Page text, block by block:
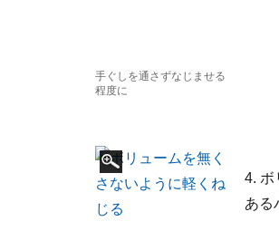
手ぐしを通さずなじませる
程度に
4. ボ
ある